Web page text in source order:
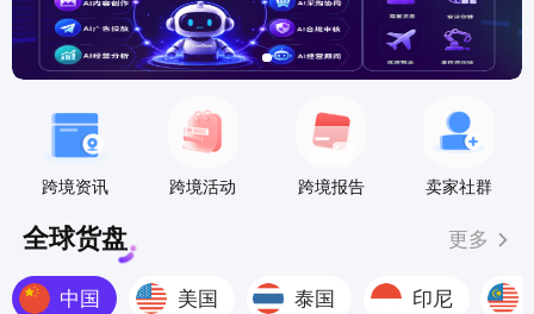
跨境资讯 跨境活动 跨境报告 卖家社群
全球货盘 更多
中国 美国 泰国 印尼